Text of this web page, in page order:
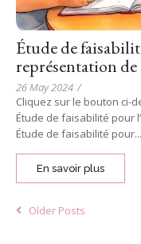
Étude de
représentation
26 May 2024 /
Cliquez sur le bouton ci-
Étude de faisabilité pour
Étude de faisabilité pour...
En savoir plus
Older Posts